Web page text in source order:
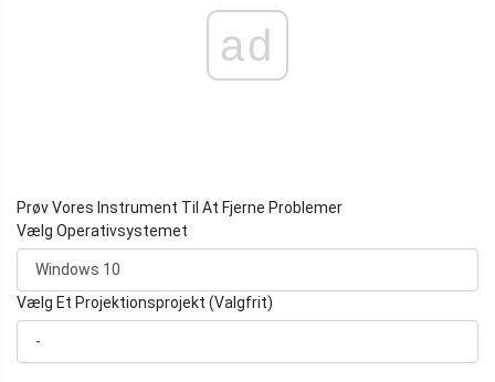
ad
Prøv Vores Instrument Til At Fjerne Problemer
Vælg Operativsystemet
Vælg Et Projektionsprojekt (Valgfrit)